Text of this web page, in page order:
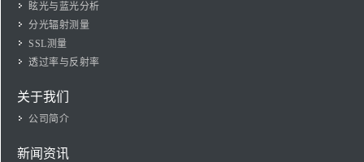
眩光与蓝光分析
分光辐射测量
SSL测量
透过率与反射率
关于我们
公司简介
新闻资讯